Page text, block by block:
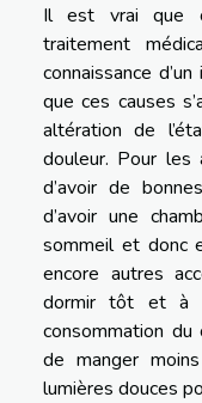
Il est vrai que
traitement
connaissance
que ces causes
altération de
douleur. Pour les
d’avoir de
d’avoir une
sommeil et donc
encore autres
dormir tôt et à
consommation du
de manger
lumières douces